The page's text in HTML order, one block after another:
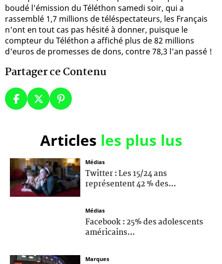
boudé l'émission du Téléthon samedi soir, qui a
rassemblé 1,7 millions de téléspectateurs, les Français
n'ont en tout cas pas hésité à donner, puisque le
compteur du Téléthon a affiché plus de 82 millions
d'euros de promesses de dons, contre 78,3 l'an passé !
Partager ce Contenu
Articles les plus lus
Médias
Twitter : Les 15/24 ans
représentent 42 % des...
Médias
Facebook : 25% des adolescents
américains...
Marques